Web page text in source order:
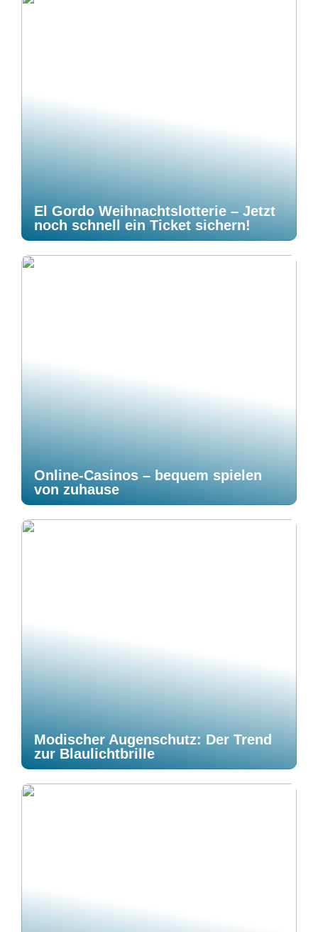
El Gordo Weihnachtslotterie – Jetzt
noch schnell ein Ticket sichern!
Online-Casinos – bequem spielen
von zuhause
Modischer Augenschutz: Der Trend
zur Blaulichtbrille